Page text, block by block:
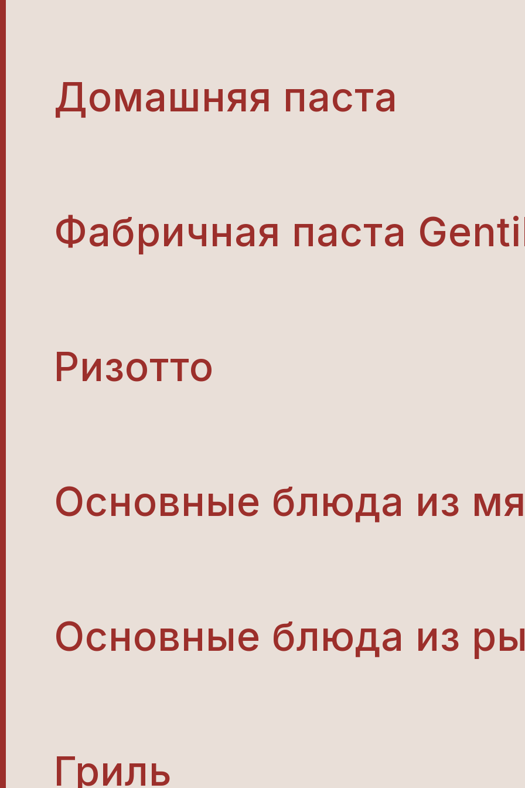
Домашняя паста
Фабричная паста
Ризотто
Основные блюда из
Основные блюда из
Гриль